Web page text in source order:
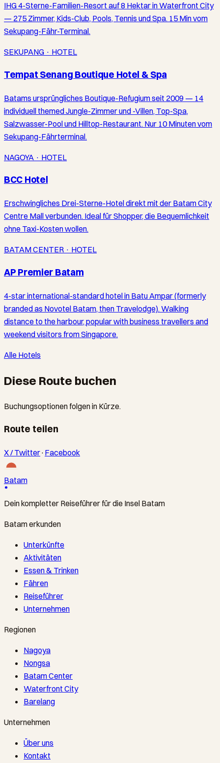
IHG 4-Sterne-Familien-Resort auf 8 Hektar in Waterfront City
— 275 Zimmer, Kids-Club, Pools, Tennis und Spa. 15 Min vom
Sekupang-Fähr-Terminal.
SEKUPANG · HOTEL
Tempat Senang Boutique Hotel & Spa
Batams ursprüngliches Boutique-Refugium seit 2009 — 14
individuell themed Jungle-Zimmer und -Villen, Top-Spa,
Salzwasser-Pool und Hilltop-Restaurant. Nur 10 Minuten vom
Sekupang-Fährterminal.
NAGOYA · HOTEL
BCC Hotel
Erschwingliches Drei-Sterne-Hotel direkt mit der Batam City
Centre Mall verbunden. Ideal für Shopper, die Bequemlichkeit
ohne Taxi-Kosten wollen.
BATAM CENTER · HOTEL
AP Premier Batam
4-star international-standard hotel in Batu Ampar (formerly
branded as Novotel Batam, then Travelodge). Walking
distance to the harbour, popular with business travellers and
weekend visitors from Singapore.
Alle Hotels
Diese Route buchen
Buchungsoptionen folgen in Kürze.
Route teilen
X / Twitter· Facebook
Batam
Dein kompletter Reiseführer für die Insel Batam
Batam erkunden
Unterkünfte
Aktivitäten
Essen & Trinken
Fähren
Reiseführer
Unternehmen
Regionen
Nagoya
Nongsa
Batam Center
Waterfront City
Barelang
Unternehmen
Über uns
Kontakt